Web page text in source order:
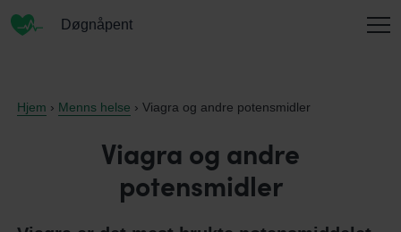
Døgnåpent
INFORMASJON
OM OSS
Hjem › Menns helse › Viagra og andre potensmidler
Viagra og andre
potensmidler